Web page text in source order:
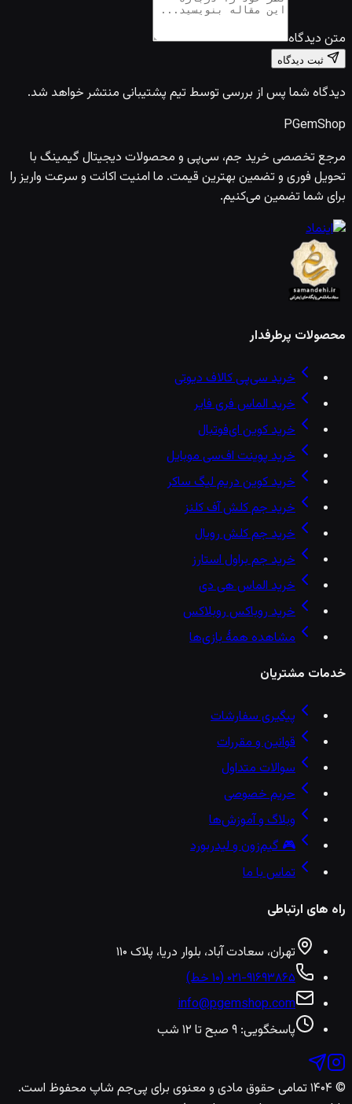
متن دیدگاه
ثبت دیدگاه
دیدگاه شما پس از بررسی توسط تیم پشتیبانی منتشر خواهد شد.
PGemShop
مرجع تخصصی خرید جم، سی‌پی و محصولات دیجیتال گیمینگ با
تحویل فوری و تضمین بهترین قیمت. ما امنیت اکانت و سرعت واریز را
برای شما تضمین می‌کنیم.
محصولات پرطرفدار
خرید سی‌پی کالاف دیوتی
خرید الماس فری فایر
خرید کوین ای‌فوتبال
خرید پوینت اف‌سی موبایل
خرید کوین دریم لیگ ساکر
خرید جم کلش آف کلنز
خرید جم کلش رویال
خرید جم براول استارز
خرید الماس هی دی
خرید روباکس روبلاکس
مشاهده همهٔ بازی‌ها
خدمات مشتریان
پیگیری سفارشات
قوانین و مقررات
سوالات متداول
حریم خصوصی
وبلاگ و آموزش‌ها
🎮 گیم‌زون و لیدربورد
تماس با ما
راه های ارتباطی
تهران، سعادت آباد، بلوار دریا، پلاک ۱۱۰
۰۲۱-۹۱۶۹۳۸۶۵ (۱۰ خط)
info@pgemshop.com
پاسخگویی: ۹ صبح تا ۱۲ شب
© ۱۴۰۴ تمامی حقوق مادی و معنوی برای پی‌جم شاپ محفوظ است.